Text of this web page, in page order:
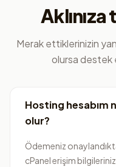
Aklınıza
Merak ettiklerinizin
olursa destek
Hosting hesabım
olur?
Ödemeniz
cPanel erişim